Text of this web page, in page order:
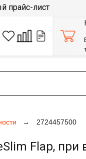
2724457500
Flap, при
прайс-лист